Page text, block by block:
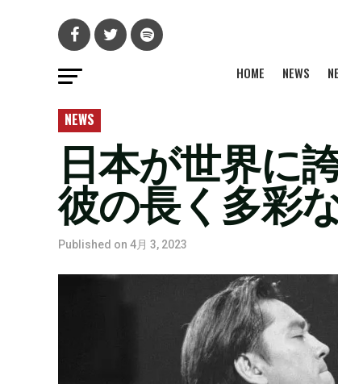
HOME NEWS
NEWS
日本が世界に
彼の長く多彩
Published on 4月 3, 2023